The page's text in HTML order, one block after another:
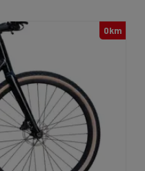
0km